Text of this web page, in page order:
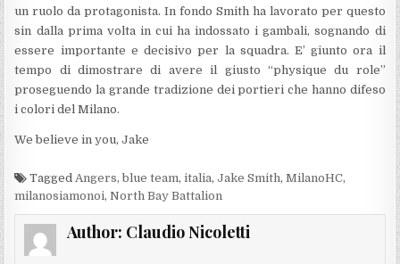
un ruolo da protagonista. In fondo Smith ha lavorato per questo
sin dalla prima volta in cui ha indossato i gambali, sognando di
essere importante e decisivo per la squadra. E’ giunto ora il
tempo di dimostrare di avere il giusto “physique du role”
proseguendo la grande tradizione dei portieri che hanno difeso
i colori del Milano.
We believe in you, Jake
TaggedAngers,blue team,italia,Jake Smith,MilanoHC,
milanosiamonoi,North Bay Battalion
Author: Claudio Nicoletti